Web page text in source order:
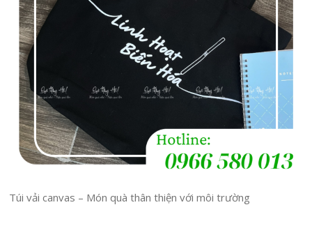
Túi vải canvas – Món quà thân thiện với môi trường